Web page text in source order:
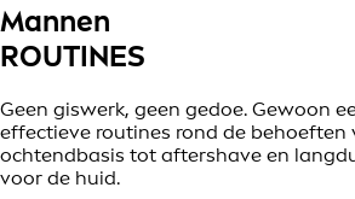
Mannen
ROUTINES
Geen giswerk, geen gedoe. Gewoon
effectieve routines rond de behoeften
ochtendbasis tot aftershave en
voor de huid.